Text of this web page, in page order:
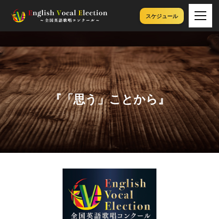
スケジュール
『「思う」ことから』